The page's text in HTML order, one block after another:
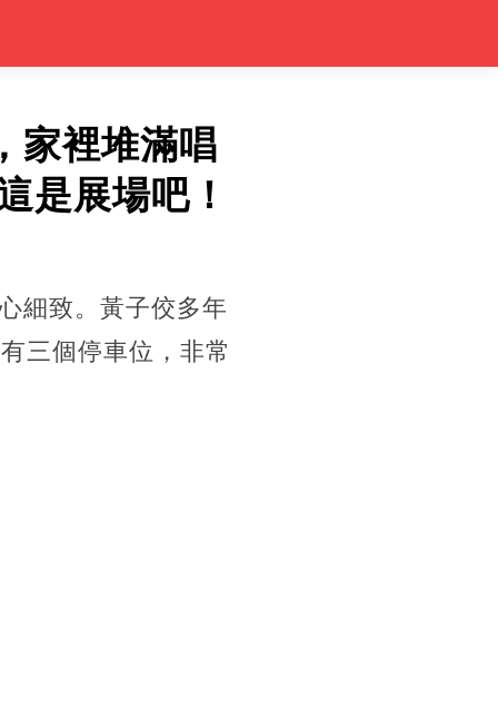
家裡堆滿唱
是展場吧！
細致。黃子佼多年
三個停車位，非常